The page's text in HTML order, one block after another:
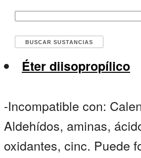
Éter diisopropílico
-Incompatible con:
Aldehídos, aminas,
oxidantes, cinc. Puede